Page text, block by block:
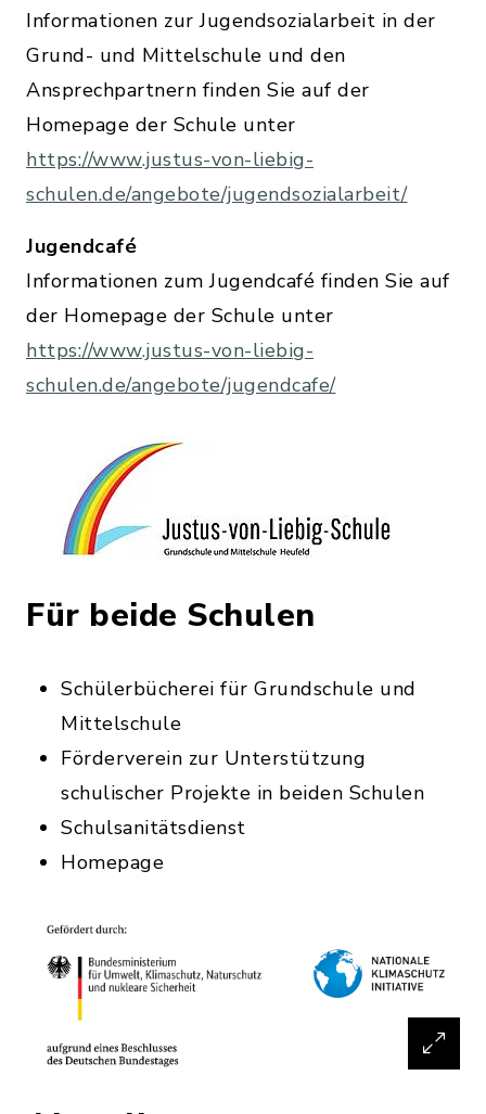
Informationen zur Jugendsozialarbeit in der
Grund- und Mittelschule und den
Ansprechpartnern finden Sie auf der
Homepage der Schule unter
https://www.justus-von-liebig-
schulen.de/angebote/jugendsozialarbeit/
Jugendcafé
Informationen zum Jugendcafé finden Sie auf
der Homepage der Schule unter
https://www.justus-von-liebig-
schulen.de/angebote/jugendcafe/
Für beide Schulen
Schülerbücherei für Grundschule und
Mittelschule
Förderverein zur Unterstützung
schulischer Projekte in beiden Schulen
Schulsanitätsdienst
Homepage